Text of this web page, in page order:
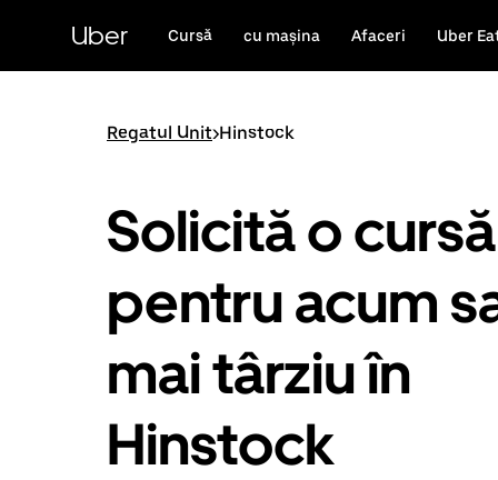
conținutul
principal
Uber Cursă cu mașina Afaceri Uber
Regatul Unit>Hinstock
Solicită o cursă
pentru acum
mai târziu în
Hinstock